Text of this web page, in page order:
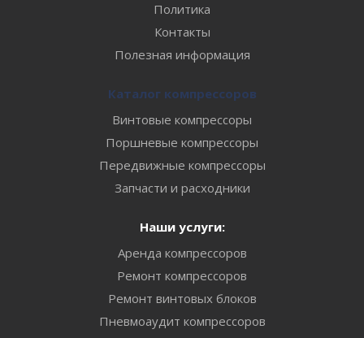
Политика
Контакты
Полезная информация
Каталог компрессоров
Винтовые компрессоры
Поршневые компрессоры
Передвижные компрессоры
Запчасти и расходники
Наши услуги:
Аренда компрессоров
Ремонт компрессоров
Ремонт винтовых блоков
Пневмоаудит компрессоров